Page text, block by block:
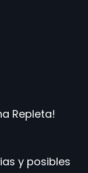
Repleta!
y posibles